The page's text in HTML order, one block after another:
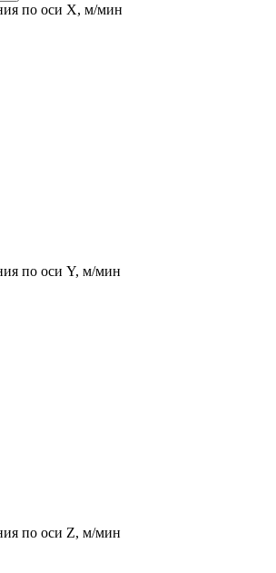
по оси X, м/мин
по оси Y, м/мин
по оси Z, м/мин